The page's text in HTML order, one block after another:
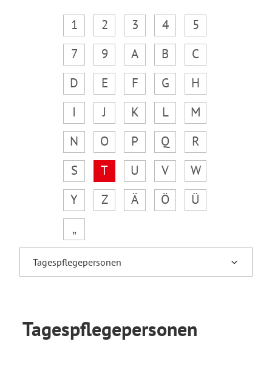
1 2 3 4
5
7
9 A B
C
D
E F G
H
I
J K L
M
N
O P Q
R
S
T U V
W
Y
Z Ä Ö
Ü
„
Tagespflegepersonen